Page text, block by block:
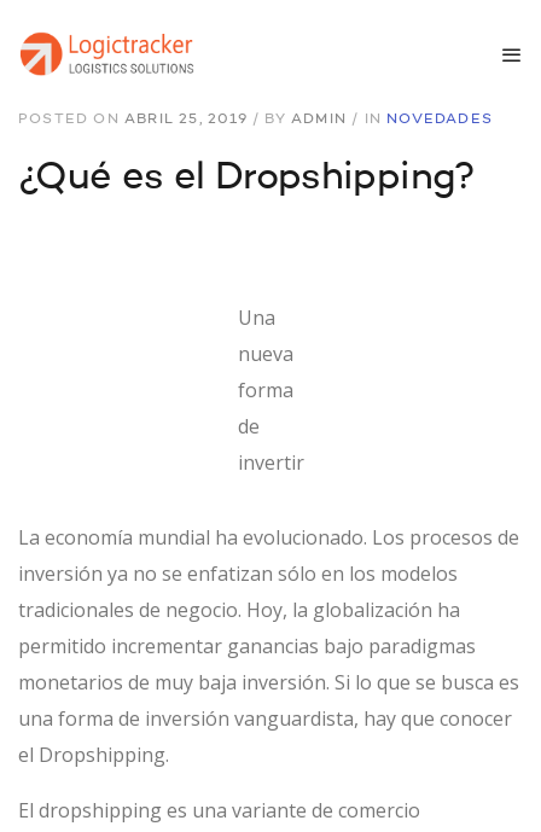
POSTED ON ABRIL 25, 2019 / BYADMIN / IN NOVEDADES
¿Qué es el Dropshipping?
Una
nueva
forma
de
invertir
La economía mundial ha evolucionado. Los procesos de
inversión ya no se enfatizan sólo en los modelos
tradicionales de negocio. Hoy, la globalización ha
permitido incrementar ganancias bajo paradigmas
monetarios de muy baja inversión. Si lo que se busca es
una forma de inversión vanguardista, hay que conocer
el Dropshipping.
El dropshipping es una variante de comercio